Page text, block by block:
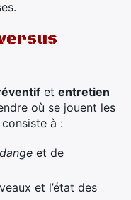
et entretien
où se jouent les
à :
et de
et l’état des